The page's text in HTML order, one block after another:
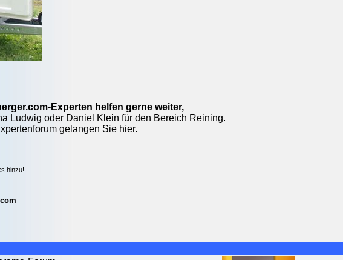
Experten helfen gerne weiter,
Ludwig oder Daniel Klein für den Bereich Reining.
gelangen Sie hier.
hinzu!